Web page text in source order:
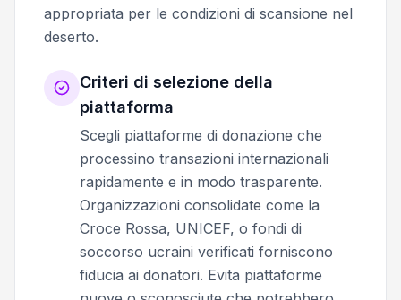
appropriata per le condizioni di scansione nel
deserto.
Criteri di selezione della
piattaforma
Scegli piattaforme di donazione che
processino transazioni internazionali
rapidamente e in modo trasparente.
Organizzazioni consolidate come la
Croce Rossa, UNICEF, o fondi di
soccorso ucraini verificati forniscono
fiducia ai donatori. Evita piattaforme